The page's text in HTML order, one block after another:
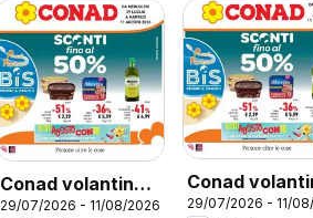
Conad volantino
Casalmaggiore
29/07/2026 - 11/08/2026
Conad
Gonzaga
29/07/2026 - 11/